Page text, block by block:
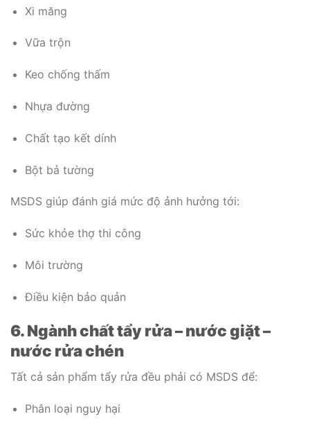
Xi măng
Vữa trộn
Keo chống thấm
Nhựa đường
Chất tạo kết dính
Bột bả tường
MSDS giúp đánh giá mức độ ảnh hưởng tới:
Sức khỏe thợ thi công
Môi trường
Điều kiện bảo quản
6. Ngành chất tẩy rửa – nước giặt –
nước rửa chén
Tất cả sản phẩm tẩy rửa đều phải có MSDS để:
Phân loại nguy hại